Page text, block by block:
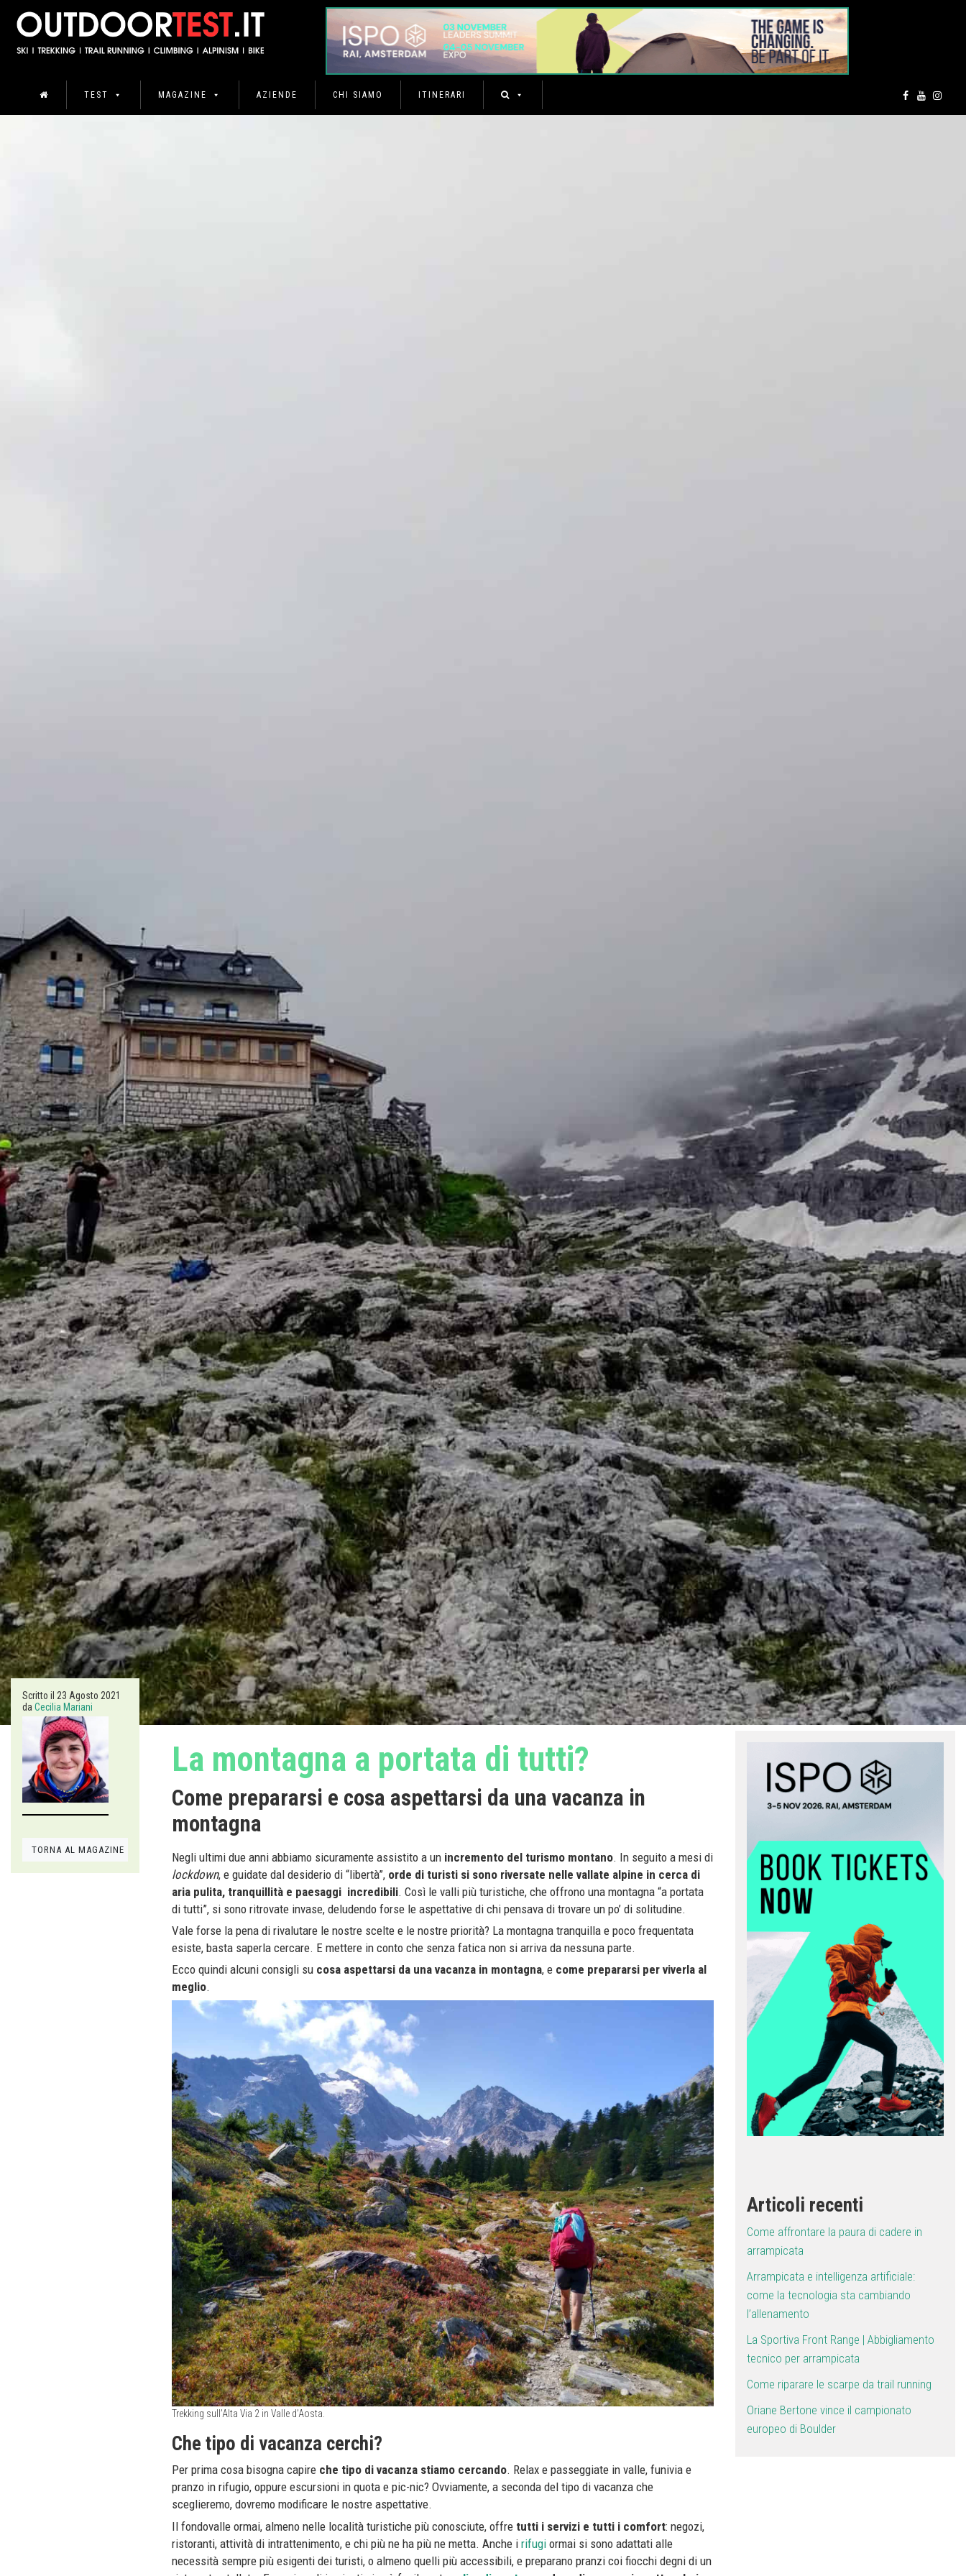
TEST MAGAZINE AZIENDE CHI SIAMO ITINERARI
Scritto il 23 Agosto 2021
da Cecilia Mariani
TORNA AL MAGAZINE
La montagna a portata di tutti?
Come prepararsi e cosa aspettarsi da una vacanza in
montagna
Negli ultimi due anni abbiamo sicuramente assistito a un incremento del turismo montano. In seguito a mesi di
lockdown, e guidate dal desiderio di “libertà”, orde di turisti si sono riversate nelle vallate alpine in cerca di
aria pulita, tranquillità e paesaggi incredibili. Così le valli più turistiche, che offrono una montagna “a portata
di tutti”, si sono ritrovate invase, deludendo forse le aspettative di chi pensava di trovare un po’ di solitudine.
Vale forse la pena di rivalutare le nostre scelte e le nostre priorità? La montagna tranquilla e poco frequentata
esiste, basta saperla cercare. E mettere in conto che senza fatica non si arriva da nessuna parte.
Ecco quindi alcuni consigli su cosa aspettarsi da una vacanza in montagna, e come prepararsi per viverla al
meglio.
Trekking sull’Alta Via 2 in Valle d’Aosta.
Che tipo di vacanza cerchi?
Per prima cosa bisogna capire che tipo di vacanza stiamo cercando. Relax e passeggiate in valle, funivia e
pranzo in rifugio, oppure escursioni in quota e pic-nic? Ovviamente, a seconda del tipo di vacanza che
sceglieremo, dovremo modificare le nostre aspettative.
Il fondovalle ormai, almeno nelle località turistiche più conosciute, offre tutti i servizi e tutti i comfort: negozi,
ristoranti, attività di intrattenimento, e chi più ne ha più ne metta. Anche i rifugi ormai si sono adattati alle
necessità sempre più esigenti dei turisti, o almeno quelli più accessibili, e preparano pranzi coi fiocchi degni di un
Articoli recenti
Come affrontare la paura di cadere in
arrampicata
Arrampicata e intelligenza artificiale:
come la tecnologia sta cambiando
l’allenamento
La Sportiva Front Range | Abbigliamento
tecnico per arrampicata
Come riparare le scarpe da trail running
Oriane Bertone vince il campionato
europeo di Boulder